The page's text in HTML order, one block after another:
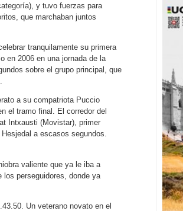
y tuvo fuerzas para
que marchaban juntos
tranquilamente su primera
en 2006 en una jornada de la
sobre el grupo principal, que
a su compatriota Puccio
el tramo final. El corredor del
Intxausti (Movistar), primer
a escasos segundos.
valiente que ya le iba a
los perseguidores, donde ya
Un veterano novato en el